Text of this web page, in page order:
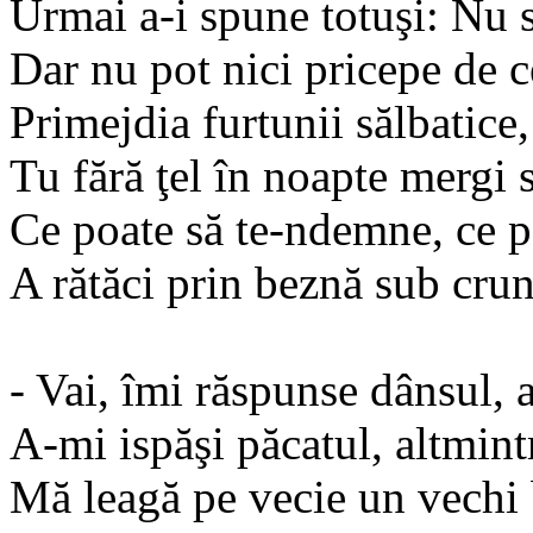
Urmai a-i spune totuşi: Nu
Dar nu pot nici pricepe de
Primejdia furtunii
Tu fără ţel în noapte mergi
Ce poate să te-ndemne, ce
A rătăci prin beznă sub
- Vai, îmi răspunse dânsul,
A-mi ispăşi păcatul,
Mă leagă pe vecie un